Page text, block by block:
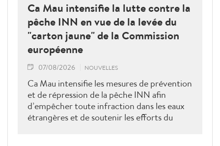
Ca Mau intensifie la lutte contre la
pêche INN en vue de la levée du
"carton jaune" de la Commission
européenne
07/08/2026 NOUVELLES
Ca Mau intensifie les mesures de prévention
et de répression de la pêche INN afin
d’empêcher toute infraction dans les eaux
étrangères et de soutenir les efforts du